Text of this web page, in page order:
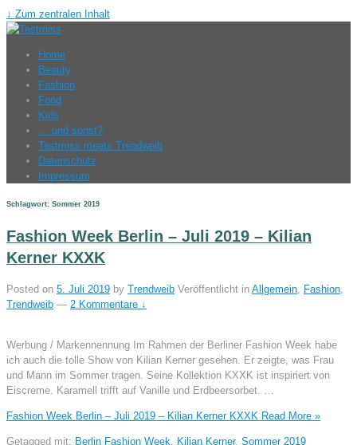
↓ Zum zentralen Inhalt
Home
Beauty
Fashion
Food
Kids
… und sonst?
Testmiss meets Trendweib
Datenschutz
Impressum
Schlagwort: Sommer 2019
Fashion Week Berlin – Juli 2019 – Kilian
Kerner KXXK
Posted on 5. Juli 2019 by Trendweib Veröffentlicht in Allgemein Fashion
Trendweib — 2 Kommentare ↓
Werbung / Markennennung Im Rahmen der Berliner Fashion Week habe
ich auch die tolle Show von Kilian Kerner gesehen. Er zeigte, was Frau
und Mann im Sommer tragen. Seine Kollektion KXXK ist inspiriert von
Eiscreme. Karamell trifft auf Vanille und Erdbeersorbet. …
Fashion Week Berlin – Juli 2019 – Kilian Kerner KXXK Read More »
Getagged mit: Berlin Fashion Week Kilian Kerner, Sommer 2019